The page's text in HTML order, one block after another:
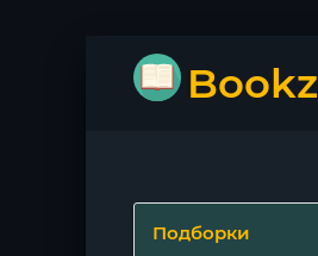
Bookz
Подборки